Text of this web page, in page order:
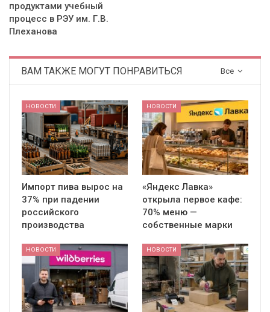
продуктами учебный
процесс в РЭУ им. Г.В.
Плеханова
Все
ВАМ ТАКЖЕ МОГУТ ПОНРАВИТЬСЯ
НОВОСТИ
Импорт пива вырос на
37% при падении
российского
производства
НОВОСТИ
«Яндекс Лавка»
открыла первое кафе:
70% меню —
собственные марки
НОВОСТИ НОВОСТИ